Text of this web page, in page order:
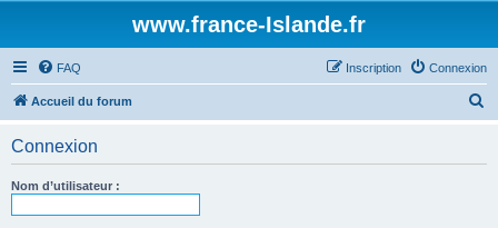
www.france-Islande.fr
FAQ Connexion
Inscription
Accueil du forum
Connexion
Nom d’utilisateur :